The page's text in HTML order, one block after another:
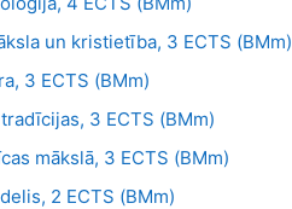
un kristietība, 3 ECTS (BMm)
3 ECTS (BMm)
3 ECTS (BMm)
mākslā, 3 ECTS (BMm)
2 ECTS (BMm)